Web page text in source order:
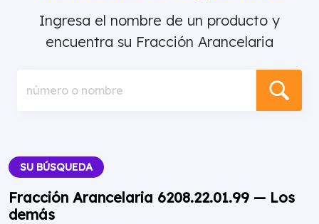
Ingresa el nombre de un producto y
encuentra su Fracción Arancelaria
número o nombre
SU BÚSQUEDA
Fracción Arancelaria 6208.22.01.99 — Los
demás